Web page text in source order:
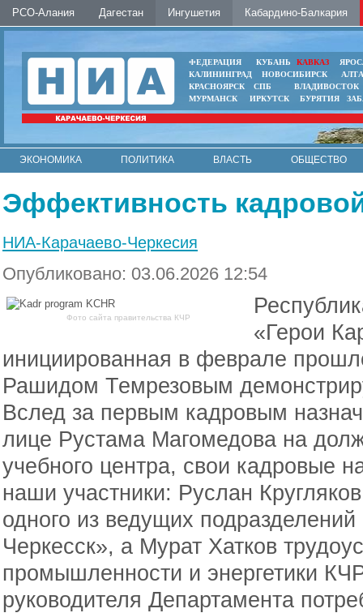
РСО-Алания Дагестан Ингушетия Кабардино-Балкария
ФЕДЕРАЦИЯ КУБАНЬ КАВКАЗ
КАЛИНИНГРАД
НОВОСИБИРСК
КРАСНОЯРСК
СПБ
ВЛАДИВОСТОК
МУРМАНСК
ИРКУТСК БУРЯТИЯ
ЭКОНОМИКА ПОЛИТИКА ВЛАСТЬ
ОБЩЕСТВО
Эффективность
НИА-Карачаево-Черкесия
Опубликовано: 03.06.2026 12:54
Фото сайта правительства КЧР
«Герои
инициированная в феврале
Рашидом Темрезовым
Вслед за первым кадровым
лице Рустама Магомедова на
учебного центра, свои кадровые
наши участники: Руслан
одного из ведущих
Черкесск», а Мурат Хатков
промышленности и энергетики
руководителя Департамента